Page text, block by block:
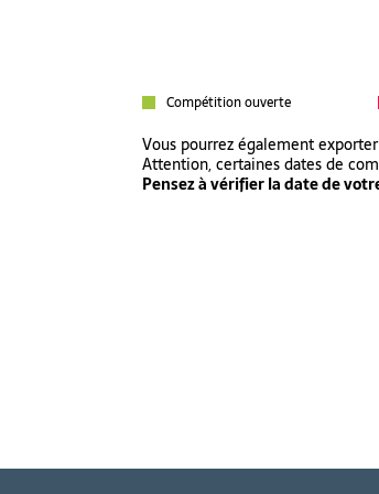
Compétition ouverte
Vous pourrez également
Attention, certaines dates de
Pensez à vérifier la date de